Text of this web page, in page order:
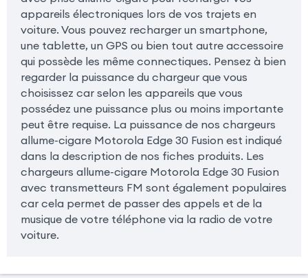
appareils électroniques lors de vos trajets en
voiture. Vous pouvez recharger un smartphone,
une tablette, un GPS ou bien tout autre accessoire
qui possède les même connectiques. Pensez à bien
regarder la puissance du chargeur que vous
choisissez car selon les appareils que vous
possédez une puissance plus ou moins importante
peut être requise. La puissance de nos chargeurs
allume-cigare Motorola Edge 30 Fusion est indiqué
dans la description de nos fiches produits. Les
chargeurs allume-cigare Motorola Edge 30 Fusion
avec transmetteurs FM sont également populaires
car cela permet de passer des appels et de la
musique de votre téléphone via la radio de votre
voiture.